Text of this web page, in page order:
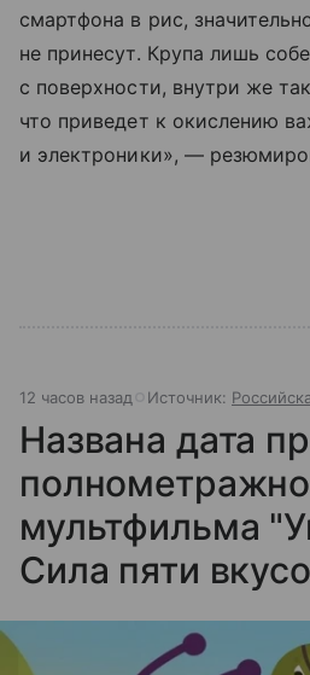
смартфона в рис,
не принесут. Крупа лишь
с поверхности, внутри же
что приведет к окислению
и электроники», —
12 часов назад Источник:
Названа дата
мультфильма
Сила пяти